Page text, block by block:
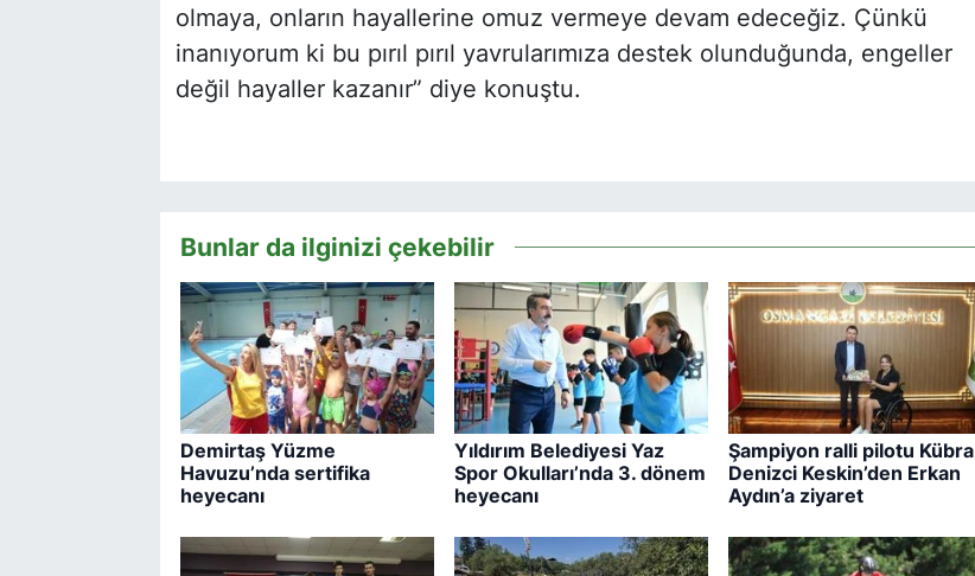
olmaya, onların hayallerine omuz vermeye devam edeceğiz. Çünkü
inanıyorum ki bu pırıl pırıl yavrularımıza destek olunduğunda, engeller
değil hayaller kazanır” diye konuştu.
Bunlar da ilginizi çekebilir
Demirtaş Yüzme
Havuzu’nda sertifika
heyecanı
Yıldırım Belediyesi Yaz
Spor Okulları’nda 3. dönem
heyecanı
Şampiyon ralli pilotu Kübra
Denizci Keskin’den Erkan
Aydın’a ziyaret